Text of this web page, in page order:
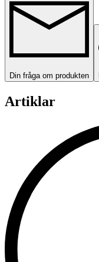
Din fråga om produkten
Artiklar